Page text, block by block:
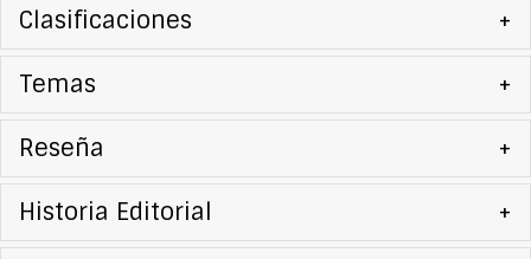
Clasificaciones +
Temas +
Reseña +
Historia Editorial +